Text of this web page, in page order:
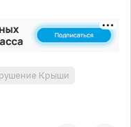
Крыши